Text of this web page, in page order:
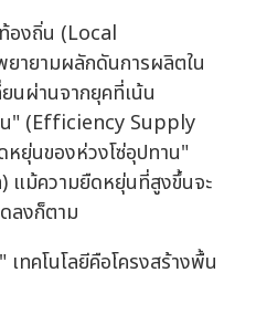
องถิ่น (Local
ายามผลักดันการผลิตใน
นผ่านจากยุคที่เน้น
น" (Efficiency Supply
หยุ่นของห่วงโซ่อุปทาน"
แม้ความยืดหยุ่นที่สูงขึ้นจะ
ลงก็ตาม
ทคโนโลยีคือโครงสร้างพื้น